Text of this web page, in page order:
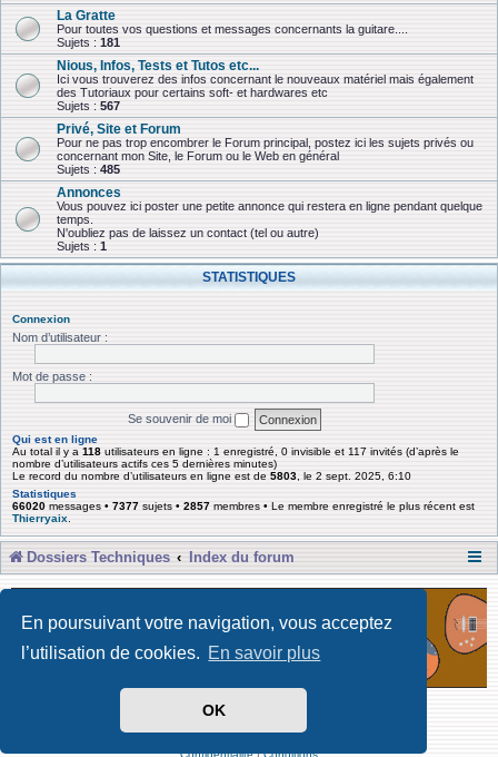
En poursuivant votre navigation, vous acceptez
l’utilisation de cookies. En savoir plus
OK
La Gratte
Pour toutes vos questions et messages concernants la guitare....
Sujets : 181
Nious, Infos, Tests et Tutos etc...
Ici vous trouverez des infos concernant le nouveaux matériel mais également
des Tutoriaux pour certains soft- et hardwares etc
Sujets : 567
Privé, Site et Forum
Pour ne pas trop encombrer le Forum principal, postez ici les sujets privés ou
concernant mon Site, le Forum ou le Web en général
Sujets : 485
Annonces
Vous pouvez ici poster une petite annonce qui restera en ligne pendant quelque
temps.
N'oubliez pas de laissez un contact (tel ou autre)
Sujets : 1
STATISTIQUES
Connexion
Nom d’utilisateur :
Mot de passe :
Se souvenir de moi
Qui est en ligne
Au total il y a 118 utilisateurs en ligne : 1 enregistré, 0 invisible et 117 invités (d’après le
nombre d’utilisateurs actifs ces 5 dernières minutes)
Le record du nombre d’utilisateurs en ligne est de 5803 , le 2 sept. 2025, 6:10
Statistiques
66020 messages • 7377 sujets • 2857 membres • Le membre enregistré le plus récent est
Thierryaix
Dossiers Techniques Index du forum
Développé par Forum Software © phpBB Limited
Traduit par phpBB-fr
Confidentialité|Conditions